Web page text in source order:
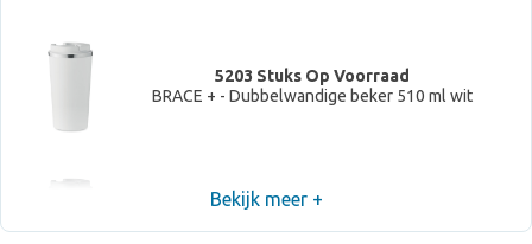
5203 Stuks Op Voorraad
BRACE + - Dubbelwandige beker 510 ml wit
12263 Stuks Op Voorraad
BRACE + - Dubbelwandige beker 510 ml zwart
Bekijk meer +